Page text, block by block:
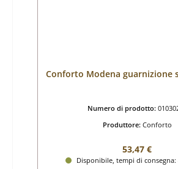
Conforto Modena guarnizione
Numero di prodotto:
Produttore: Conforto
Prezzo
53,47 €
Disponibile, tempi di